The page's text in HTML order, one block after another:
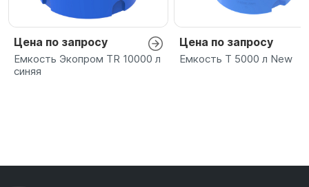
Цена по запросу
Емкость Экопром TR 10000 л
синяя
Цена по запросу
Емкость T 5000 л New